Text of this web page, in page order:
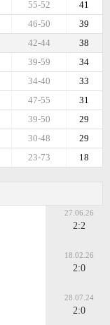
41
55-52
39
46-50
38
42-44
34
39-59
33
34-40
31
47-55
29
39-50
29
30-48
18
23-73
27.06.26
2:2
18.02.26
2:0
28.07.24
2:0